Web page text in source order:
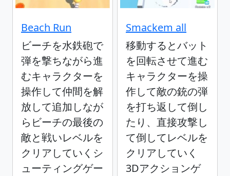
Beach Run
ビーチを水鉄砲で
弾を撃ちながら進
むキャラクターを
操作して仲間を解
放して追加しなが
らビーチの最後の
敵と戦いレベルを
クリアしていくシ
ューティングゲー
Smackem all
移動するとバット
を回転させて進む
キャラクターを操
作して敵の銃の弾
を打ち返して倒し
たり、直接攻撃し
て倒してレベルを
クリアしていく
3Dアクションゲ